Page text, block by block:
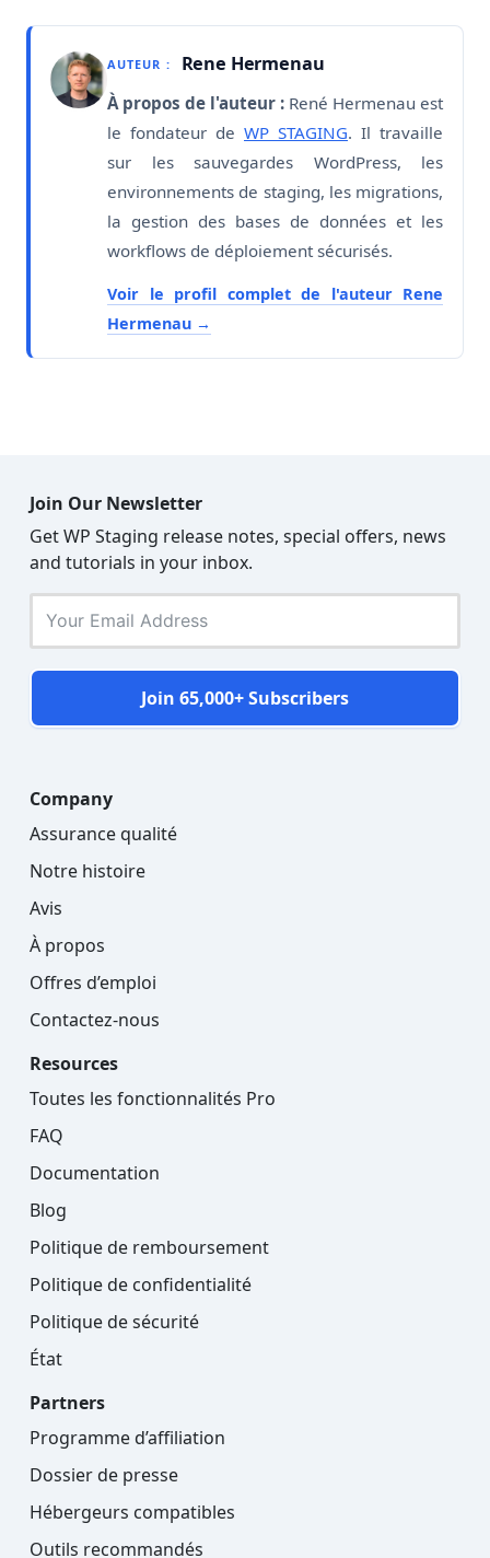
AUTEUR : Rene Hermenau
À propos de l'auteur : René Hermenau est
le fondateur de WP STAGING. Il travaille
sur les sauvegardes WordPress, les
environnements de staging, les migrations,
la gestion des bases de données et les
workflows de déploiement sécurisés.
Voir le profil complet de l'auteur Rene
Hermenau
Join Our Newsletter
Get WP Staging release notes, special offers, news
and tutorials in your inbox.
Join 65,000+ Subscribers
Company
Assurance qualité
Notre histoire
Avis
À propos
Offres d’emploi
Contactez-nous
Resources
Toutes les fonctionnalités Pro
FAQ
Documentation
Blog
Politique de remboursement
Politique de confidentialité
Politique de sécurité
État
Partners
Programme d’affiliation
Dossier de presse
Hébergeurs compatibles
Outils recommandés